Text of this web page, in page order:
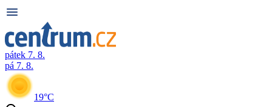
pátek 7. 8.
pá 7. 8.
19°C